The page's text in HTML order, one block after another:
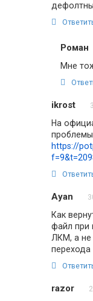
Роман
Мне
ikrost
На
https://
Ayan
Как
файл при
ЛКМ, а не
razor